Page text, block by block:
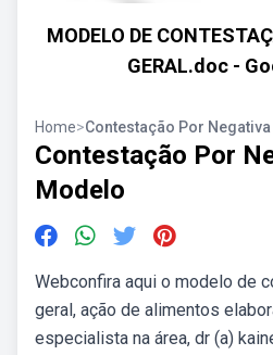
MODELO DE
GERAL.doc -
Home>Contestação Por
Contestação Por
Modelo
Webconfira aqui o modelo de
geral, ação de alimentos
especialista na área, dr (a)